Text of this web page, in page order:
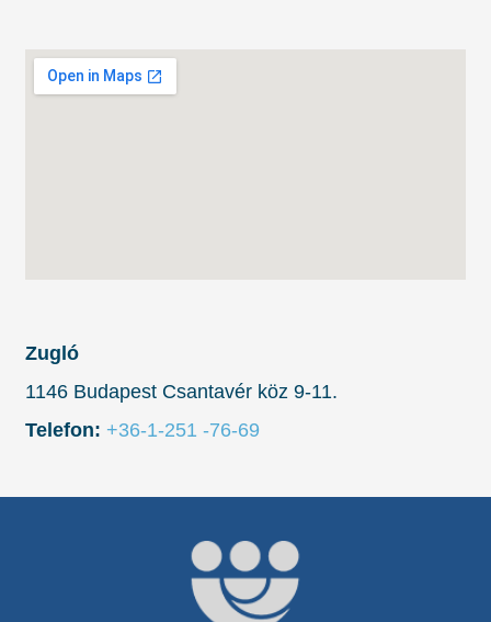
Zugló
1146 Budapest Csantavér köz 9-11.
Telefon: +36-1-251 -76-69